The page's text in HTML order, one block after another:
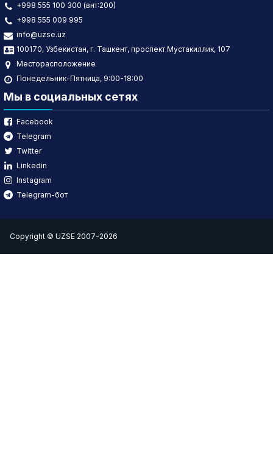
+998 555 100 300 (внт:200)
+998 555 009 995
info@uzse.uz
100170, Узбекистан, г. Ташкент, проспект Мустакиллик, 107
Месторасположение
Понедельник-Пятница, 9:00-18:00
Мы в социальных сетях
Facebook
Telegram
Twitter
Linkedin
Instagram
Telegram-бот
Copyright © UZSE 2007-2026